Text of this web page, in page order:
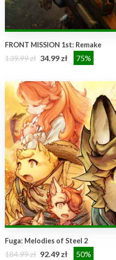
FRONT MISSION 1st: Remake
139.99 zł 34.99 zł 75%
Fuga: Melodies of Steel 2
184.99 zł 92.49 zł 50%